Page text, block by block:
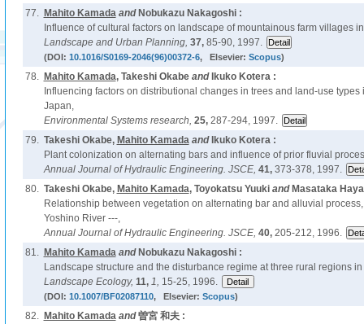
77.
Mahito Kamadaand Nobukazu Nakagoshi :
Influence of cultural factors on landscape of mountainous farm villages
Landscape and Urban Planning, 37, 85-90, 1997.
(DOI: 10.1016/S0169-2046(96)00372-6, Elsevier: Scopus)
78. Mahito Kamada, Takeshi Okabeand Ikuko Kotera :
Influencing factors on distributional changes in trees and land-use types
Japan,
Environmental Systems research, 25, 287-294, 1997.
79. Takeshi Okabe, Mahito Kamadaand Ikuko Kotera :
Plant colonization on alternating bars and influence of prior fluvial
Annual Journal of Hydraulic Engineering. JSCE, 41, 373-378, 1997.
80. Takeshi Okabe, Mahito Kamada, Toyokatsu Yuukiand Masataka
Relationship between vegetation on alternating bar and alluvial
Yoshino River ---,
Annual Journal of Hydraulic Engineering. JSCE, 40, 205-212, 1996.
81.
Mahito Kamadaand Nobukazu Nakagoshi :
Landscape structure and the disturbance regime at three rural regions
Landscape Ecology, 11, 1, 15-25, 1996.
(DOI: 10.1007/BF02087110, Elsevier: Scopus)
82. Mahito Kamadaand曽宮 和夫 :